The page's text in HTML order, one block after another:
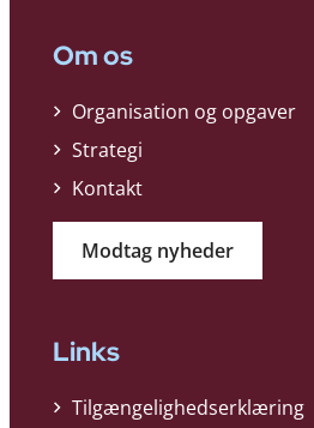
Om os
Organisation og opgaver
Strategi
Kontakt
Modtag nyheder
Links
Tilgængelighedserklæring